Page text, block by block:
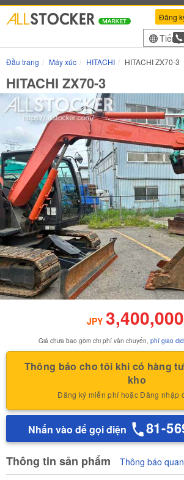
Đăng
Tiếng
Đầu trang Máy xúc HITACHI HITACHI ZX70-3
HITACHI ZX70-3
JPY 3,400,000
Giá chưa bao gồm chi phí vận chuyển, phí giao
Thông báo cho tôi khi có hàng
kho
Đăng ký miễn phí hoặc Đăng nhập
Nhấn vào để gọi điện 81-
Thông tin sản phẩm Thông báo